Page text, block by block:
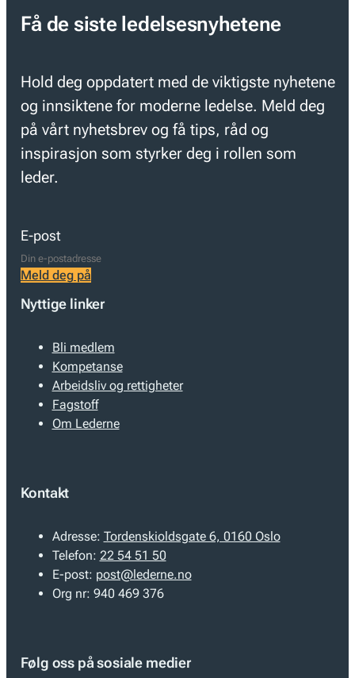
Få de siste ledelsesnyhetene
Hold deg oppdatert med de viktigste nyhetene
og innsiktene for moderne ledelse. Meld deg
på vårt nyhetsbrev og få tips, råd og
inspirasjon som styrker deg i rollen som
leder.
E-post
Meld deg på
Nyttige linker
Bli medlem
Kompetanse
Arbeidsliv og rettigheter
Fagstoff
Om Lederne
Kontakt
Adresse: Tordenskioldsgate 6, 0160 Oslo
Telefon: 22 54 51 50
E-post: post@lederne.no
Org nr: 940 469 376
Følg oss på sosiale medier